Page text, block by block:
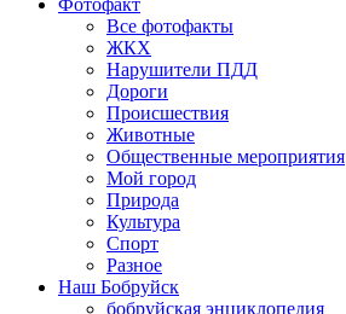
Фотофакт
Все фотофакты
ЖКХ
Нарушители ПДД
Дороги
Происшествия
Животные
Общественные мероприятия
Мой город
Природа
Культура
Спорт
Разное
Наш Бобруйск
бобруйская энциклопедия